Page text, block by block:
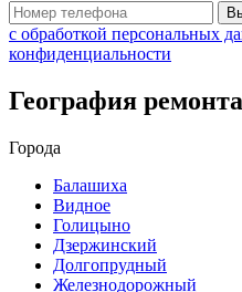
с обработкой персональных
конфиденциальности
География ремонта
Города
Балашиха
Видное
Голицыно
Дзержинский
Долгопрудный
Железнодорожный